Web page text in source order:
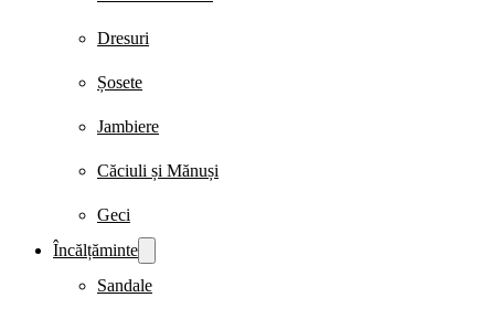
Dresuri
Șosete
Jambiere
Căciuli și Mănuși
Geci
Încălțăminte
Sandale